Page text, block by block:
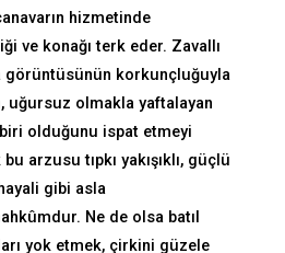
hizmetinde
ve konağı terk eder. Zavallı
görüntüsünün korkunçluğuyla
uğursuz olmakla yaftalayan
olduğunu ispat etmeyi
arzusu tıpkı yakışıklı, güçlü
gibi asla
Ne de olsa batıl
yok etmek, çirkini güzele